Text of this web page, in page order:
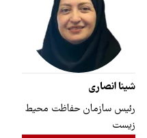
شینا انصاری
رئیس سازمان حفاظت محیط
زیست